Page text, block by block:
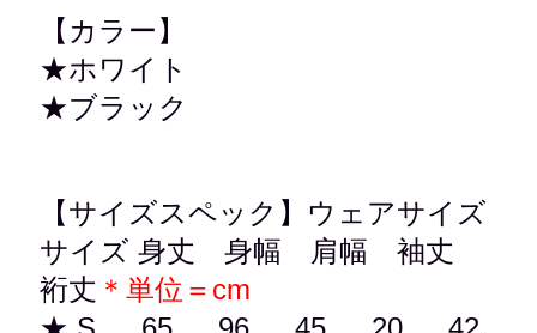
【カラー】
★ホワイト
★ブラック
【サイズスペック】ウェアサイズ
サイズ 身丈 身幅 肩幅 袖丈
裄丈 ＊単位＝cm